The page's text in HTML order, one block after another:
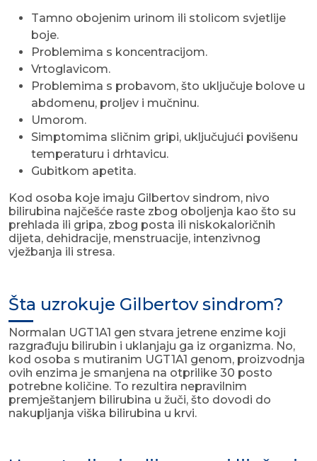
Tamno obojenim urinom ili stolicom svjetlije
boje.
Problemima s koncentracijom.
Vrtoglavicom.
Problemima s probavom, što uključuje bolove u
abdomenu, proljev i mučninu.
Umorom.
Simptomima sličnim gripi, uključujući povišenu
temperaturu i drhtavicu.
Gubitkom apetita.
Kod osoba koje imaju Gilbertov sindrom, nivo
bilirubina najčešće raste zbog oboljenja kao što su
prehlada ili gripa, zbog posta ili niskokaloričnih
dijeta, dehidracije, menstruacije, intenzivnog
vježbanja ili stresa.
Šta uzrokuje Gilbertov sindrom?
Normalan UGT1A1 gen stvara jetrene enzime koji
razgrađuju bilirubin i uklanjaju ga iz organizma. No,
kod osoba s mutiranim UGT1A1 genom, proizvodnja
ovih enzima je smanjena na otprilike 30 posto
potrebne količine. To rezultira nepravilnim
premještanjem bilirubina u žuči, što dovodi do
nakupljanja viška bilirubina u krvi.